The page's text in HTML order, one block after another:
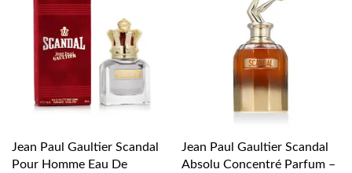
Jean Paul Gaultier Scandal
Pour Homme Eau De
Jean Paul Gaultier Scandal
Absolu Concentré Parfum –